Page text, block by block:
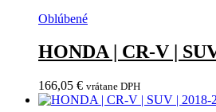
Oblúbené
HONDA | CR-V |
166,05 € vrátane DPH